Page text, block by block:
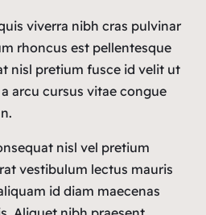
viverra nibh cras pulvinar
rhoncus est pellentesque
nisl pretium fusce id velit ut
arcu cursus vitae congue
nisl vel pretium
vestibulum lectus mauris
id diam maecenas